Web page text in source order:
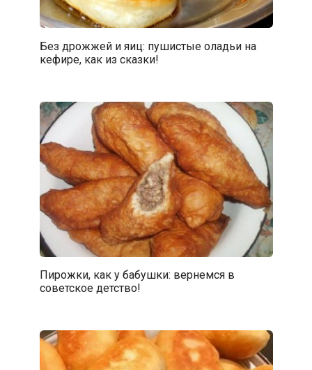
Без дрожжей и яиц: пушистые оладьи на
кефире, как из сказки!
Пирожки, как у бабушки: вернемся в
советское детство!